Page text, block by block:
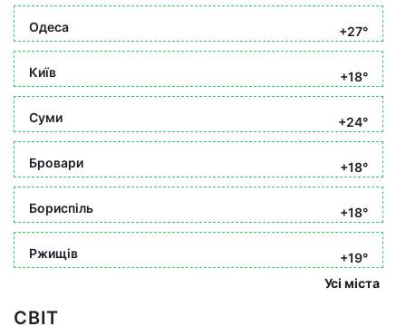
Одеса +27°
Київ +18°
Суми +24°
Бровари +18°
Бориспіль +18°
Ржищів
+19°
Усі міста
СВІТ